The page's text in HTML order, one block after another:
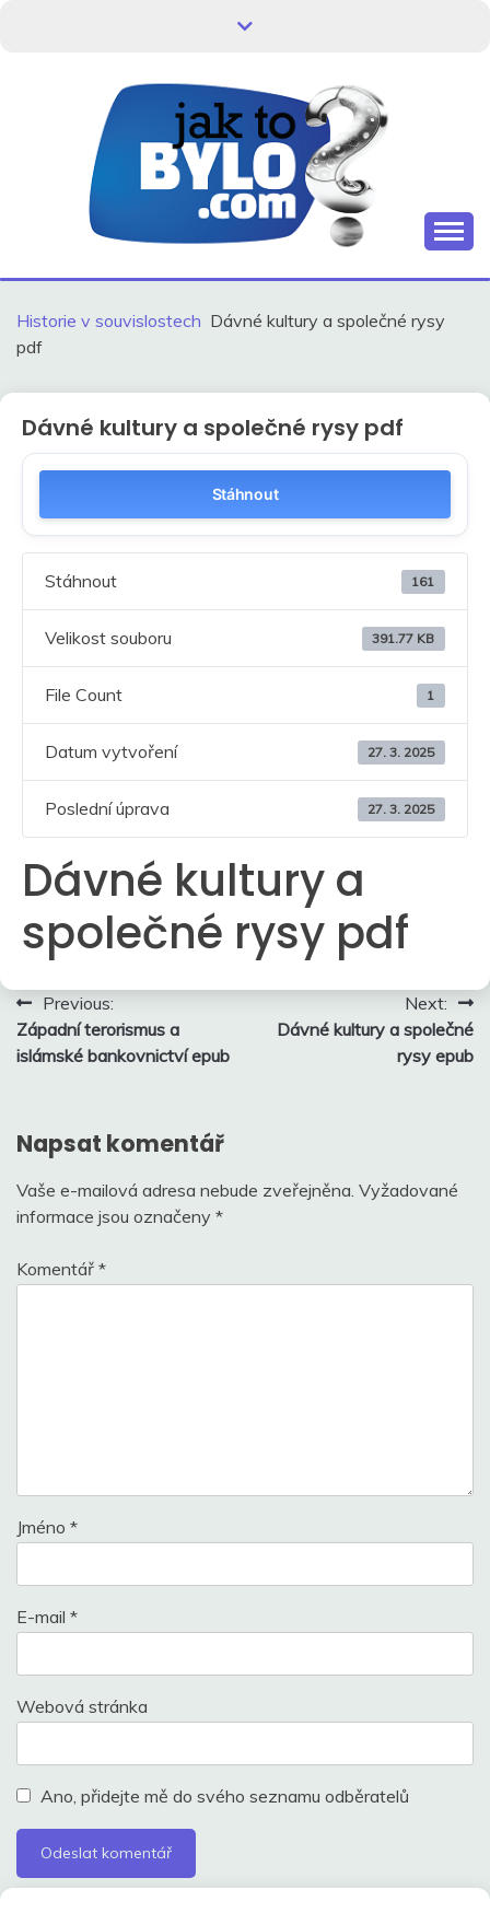
HISTORIE V
SOUVISLOSTECH
Historie v souvislostech Dávné kultury a společné rysy
pdf
Dávné kultury a společné rysy pdf
Stáhnout
Stáhnout 161
Velikost souboru 391.77 KB
File Count 1
Datum vytvoření 27. 3. 2025
Poslední úprava 27. 3. 2025
Dávné kultury a
společné rysy pdf
Navigace
pro
příspěvek
Previous:
Západní terorismus a
islámské bankovnictví epub
Next:
Dávné kultury a společné
rysy epub
Napsat komentář
Vaše e-mailová adresa nebude zveřejněna. Vyžadované
informace jsou označeny *
Komentář *
Jméno *
E-mail *
Webová stránka
Ano, přidejte mě do svého seznamu odběratelů